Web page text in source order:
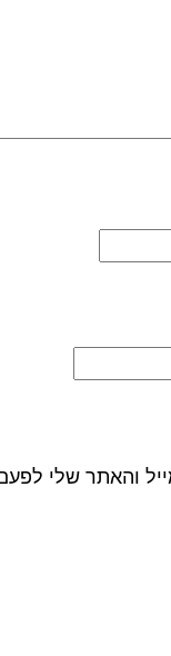
והאתר שלי